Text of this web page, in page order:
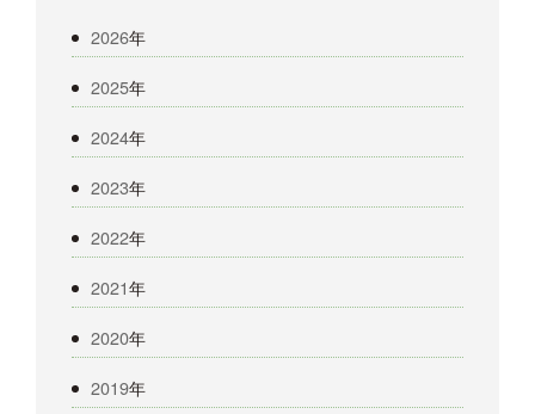
2026年
2025年
2024年
2023年
2022年
2021年
2020年
2019年